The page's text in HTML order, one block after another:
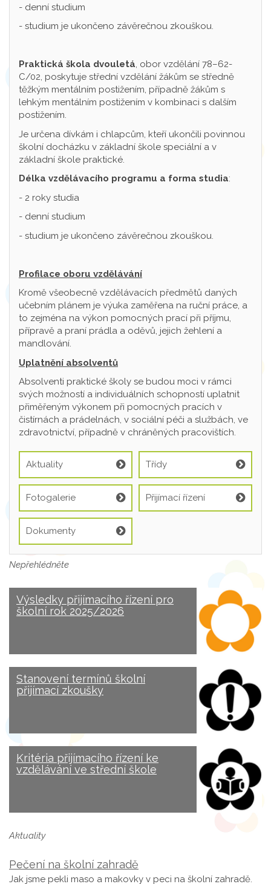
- denní studium
- studium je ukončeno závěrečnou zkouškou.
Praktická škola dvouletá, obor vzdělání 78–62-
C/02, poskytuje střední vzdělání žákům se středně
těžkým mentálním postižením, případně žákům s
lehkým mentálním postižením v kombinaci s dalším
postižením.
Je určena dívkám i chlapcům, kteří ukončili povinnou
školní docházku v základní škole speciální a v
základní škole praktické.
Délka vzdělávacího programu a forma studia:
- 2 roky studia
- denní studium
- studium je ukončeno závěrečnou zkouškou.
Profilace oboru vzdělávání
Kromě všeobecně vzdělávacích předmětů daných
učebním plánem je výuka zaměřena na ruční práce, a
to zejména na výkon pomocných prací při příjmu,
přípravě a praní prádla a oděvů, jejich žehlení a
mandlování.
Uplatnění absolventů
Absolventi praktické školy se budou moci v rámci
svých možností a individuálních schopností uplatnit
přiměřeným výkonem při pomocných pracích v
čistírnách a prádelnách, v sociální péči a službách, ve
zdravotnictví, případně v chráněných pracovištích.
Aktuality Třídy
Fotogalerie Přijímací řízení
Dokumenty
Nepřehlédněte
Výsledky přijímacího řízení pro
školní rok 2025/2026
Stanovení termínů školní
přijímací zkoušky
Kritéria přijímacího řízení ke
vzdělávání ve střední škole
Aktuality
Pečení na školní zahradě
Jak jsme pekli maso a makovky v peci na školní zahradě.